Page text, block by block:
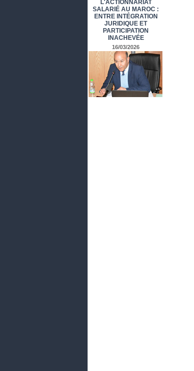
L'ACTIONNARIAT
SALARIÉ AU MAROC :
ENTRE INTÉGRATION
JURIDIQUE ET
PARTICIPATION
INACHEVÉE
16/03/2026